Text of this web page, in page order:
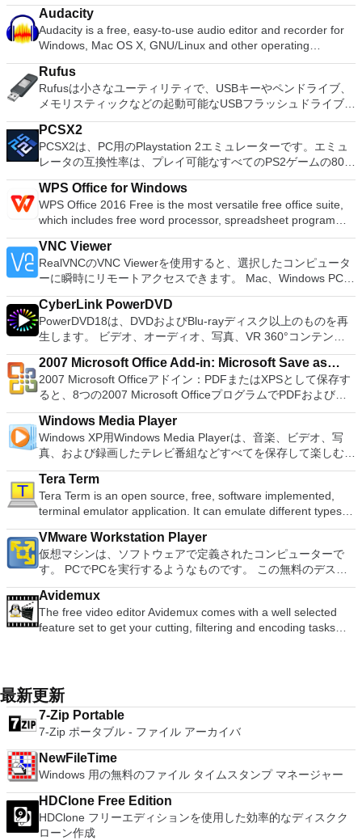
ョンの拡張（特にシステムドライブ用）、ディスク領域の管
理、MBRおよびGUIDパーティションテーブル（GPT）ディス
クのディスク領域不足の問題の解決を可能にします。 パーテ
ィションのサイズ変更/移動システムドライブを拡張するディ
スクとパーティションをコピーパーティションをマージ分割パ
ーティション空き領域を再分配するダイナミックディスクの変
換パーティションを回復する
Audacity
Audacity is a free, easy-to-use audio editor and recorder for
Windows, Mac OS X, GNU/Linux and other operating
systems. You can use Audacity to: Record live audio. Convert
tapes and records into digital recordings or CDs. Edit Ogg
Vorbis, MP3, WAV or AIFF sound files. Cut, copy, splice or mix
sounds together. Change the speed or pitch of a recording.
Add new effects with LADSPA plug-ins. And more!
Rufus
Rufusは小さなユーティリティで、USBキーやペンドライブ、
メモリスティックなどの起動可能なUSBフラッシュドライブを
フォーマットおよび作成できます。 Rufusは、次のシナリオで
役立ちます。 Windows、Linux、およびUEFI用の起動可能な
ISOからUSBインストールメディアを作成する必要がある場
合。 OSがインストールされていないシステムで作業する必要
がある場合。 BIOSまたはその他のファームウェアをDOSから
フラッシュする必要がある場合。 低レベルのユーティリティ
を実行する必要がある場合。 Rufusは次の* ISOで動作しま
す：Arch Linux、Archbang、BartPE / pebuilder、CentOS、
Damn Small Linux、Fedora、FreeDOS、Gentoo、
gNewSense、Hiren&#39;s Boot CD、LiveXP、Knoppix、
Kubuntu、Linux Mint、NT Password Registry Editor、
OpenSUSE、Parted Magic、Slackware、Tails、Trinity
Rescue Kit、Ubuntu、Ultimate Boot CD、Windows XP（SP2
以降）、Windows Server 2003 R2、Windows Vista、
Windows 7、Windows 8。 *このリストは完全ではありませ
ア語、マレーシア語、セシュティナ、ダンスク、ドイツ語、英
語、スペイン語、フランス語、フルバツキー、イタリア語、ラ
トヴィエシュ、リエトゥビウ、マジャール、オランダ、ノルス
ク、ポルスキ、ポルトガル、ポルトガル、スロヴェンスキー、
スロベンツキー、スロヴェンスキーSrpski、Suomi、
Svenska、Türkçe。
PCSX2
PCSX2は、PC用のPlaystation 2エミュレーターです。エミュ
レータの互換性率は、プレイ可能なすべてのPS2ゲームの80％
以上を誇っています。かなり強力なコンピューターを所有して
いる場合、PCSX2は優れたエミュレーターです。また、この
アプリケーションはローエンドコンピューターのサポートも提
供するため、Playstation 2コンソールのすべての所有者は、
PCで動作するゲームを見ることができます。 PCSX2エミュレ
ーターを使用すると、PS2コントローラーを使用して、本物の
プレイステーション体験をシミュレートできます。このアプリ
ケーションでは、ディスクからゲームを直接実行することも、
ハードドライブからISOイメージとして実行することもできま
す。 主な機能は次のとおりです。 Savestates：ボタンを1つ
押すだけで、ゲームの現在の「状態」を保存できます。 無制
限のメモリーカード：好きなだけメモリーカードを保存でき、
8MBから64MBまでの単一の物理カードに制限されなくなりま
した。 高解像度グラフィックス：PCSX2を使用すると、
1080pまたは4K HDでゲームをプレイできます。 全体とし
ゲームを高い精度でエミュレートでき、Windowsとエミュレ
ーターを切り替えることができます。欠点は、高速ゲームに苦
労し、時々フリーズまたはクラッシュすることです。* PCSX2
を使用するには、コンソールから抽出できるPlaystation 2
BIOSが必要です。
WPS Office for Windows
WPS Office 2016 Free is the most versatile free office suite,
which includes free word processor, spreadsheet program
and presentation maker. With these three programs you will
easily be able to deal with any office related tasks. WPS
Office 2016 Free has multiple language support for English,
French, German, Spanish, Portuguese,Russian and Polish
languages. To switch between languages requires only a
single click! Despite being a free suite, WPS Office comes
with many innovative features, such as the paragraph
adjustment tool and multiple tabbed feature. It also has a PDF
converter, spell check and word count feature. WPS Office
2016 Personal Edition supports switching language UI,File
Roaming and Docer online templates. Key features include:
Writer Efficient word processor. Presentation Multimedia
presentations creator. Spreadsheets Powerful tool for data
processing and analysis. 100% compatible with MS Office
document file types (.docx, .pptx, .xlsx, etc.). Thousands of
support (iOS and Android). WPS Cloud Storage included.
Although it is a free suite, WPS Office 2016 Free comes with
many innovative features, including a useful a paragraph
adjustment tool int he Writer program. It has an Office to PDF
converter, automatic spell checking and word count features.
It also has some neat tools such as the Watermark in
document, and converting PowerPoint to Word document
support. Overall, WPS Office 2016 Free is a good alternative
to Microsoft's offering. The Writer program is a versatile word
processor; the Presentation program is an easy to use and
effective slide show maker that helps you to create impressive
VNC Viewer
RealVNCのVNC Viewerを使用すると、選択したコンピュータ
ーに瞬時にリモートアクセスできます。 Mac、Windows PC、
またはLinuxマシン、世界中のどこからでも。 VNC Viewerを
使用すると、コンピューターのデスクトップを表示したり、コ
ンピューターの前に直接座っているかのようにマウスとキーボ
ードを制御したりできます。 VNC Viewerは、インストールと
使用が簡単です。制御したいデバイスでインストーラーを実行
し、指示に従ってください。オプションで、Windowsでのリ
モート展開に使用可能なMSIがあります。デスクトッププラッ
トフォームにVNC Viewerをインストールする権限がない場合
は、スタンドアロンオプションを選択する必要があります。
主な機能は次のとおりです。 クラウドサービスを介してVNC
Connectを実行しているコンピューターに接続します。 Apple
Screen Sharing（ARD）などのサードパーティ製のVNC互換
ソフトウェアを実行しているコンピューターに直接接続しま
す。 各デバイスでVNC Viewerにサインインして、すべてのデ
バイス間の接続をバックアップおよび同期します。 仮想キー
の高度なキーが含まれています。 Bluetoothキーボードのサポ
ート。 VNC Connectサブスクリプションには、無料、有料、
試用の3つのバージョンがあります。 制御する必要のあるマシ
ンごとに、RealVNCのWebサイトにアクセスして、各コンピ
ューターにVNC Connectをダウンロードするだけです。次
に、RealVNCアカウントの資格情報を使用して、ローカルマ
シンでVNC Viewerにサインインします。そこから、コンピュ
ューターへのログインに使用するのと同じユーザー名とパスワ
ードを入力するだけです。 WIN 7,8,8.1,10をサポートしま
す。 VNC ViewerのMacバージョンをお探しですか？ここから
ダウンロード
CyberLink PowerDVD
PowerDVD18は、DVDおよびBlu-rayディスク以上のものを再
生します。 ビデオ、オーディオ、写真、VR 360°コンテン
ツ、さらにはYouTubeやVimeoにとっても、PowerDVD18は重
要なエンターテイメントの仲間です。 Ultra HD HDR TVとサ
ラウンドサウンドシステムの可能性を解き放ち、360°ビデオ
の増え続けるコレクションへのアクセスで仮想世界に没頭する
か、PCまたはラップトップでの比類のない再生サポートと独
自の強化により、どこにいても簡単にリラックスできます。
新機能は次のとおりです。 4K DHR向けに最適化 Ultra HD
Blu-ray、4K、HEVC / H.265およびHDR10コンテンツをサポー
ト全画面モードで21：9モニターで2.35：1の映画を見る常時
オンのミニビューでYouTubeライブを見る YouTubeおよび
Vimeoで4K HDRおよび360ビデオを再生 VRエクスペリエンス
の向上：Microsoft Mixed Realityヘッドセット、HTC、VIVE、
およびOculus Riftをサポート Fire TVとキャストのサポート
注：これは商用トライアルです。
2007 Microsoft Office Add-in: Microsoft Save as
PDF or XPS
2007 Microsoft Officeアドイン：PDFまたはXPSとして保存す
ると、8つの2007 Microsoft OfficeプログラムでPDFおよび
XPS形式にエクスポートして保存できます。このツールを使用
すると、これらのプログラムのサブセットでPDF形式および
XPS形式の電子メール添付ファイルとして送信することもでき
ます（特定の機能はプログラムによって異なります）。 この
ダウンロードは、次のOfficeプログラムで動作します。
Microsoft Office Access 2007。 Microsoft Office Excel 2007。
Microsoft Office InfoPath 2007。 Microsoft Office OneNote
2007。 Microsoft Office PowerPoint 2007。 Microsoft Office
Publisher 2007。 Microsoft Office Visio 2007。 Microsoft
Office Word 2007。 2007 Microsoft Officeプログラムのこの
Microsoft Save as PDFまたはXPSアドインは、2007 Microsoft
Office systemソフトウェアの補足条項であり、2007 Microsoft
Office systemソフトウェアのライセンス条項の対象となりま
す。 システム要件：サポートされているオペレーティングシ
ステム。 Windows Server 2003、Windows Vista、Windows
Windows Media Player
Windows XP用Windows Media Playerは、音楽、ビデオ、写
真、および録画したテレビ番組などすべてを保存して楽しむ最
適な機能を搭載しています。 再生、表示、外出先で楽しむた
めのポータブル デバイスとの同期、さらには家中のデバイス
との共有も、すべて1か所で行えます。 シンプルなデザイン -
まったく新しい外観でデジタル エンターテイメントを楽しめ
ます。 大好きな音楽をより多く - デジタル音楽体験がさらに
楽しくなります。 エンターテイメントをすべて1つの場所に -
音楽、ビデオ、写真、録画したテレビ番組をすべて保存して楽
しめます。 どこでも楽しめる - どこにいても音楽、ビデオ、
写真にアクセスできます。
Tera Term
Tera Term is an open source, free, software implemented,
terminal emulator application. It can emulate different types of
computer terminals, from DEC VT100 to DEC VT382, and it
supports telnet, SSH 1 & 2 and serial port connections. It also
has a built-in macro scripting language and some other useful
plugins. Key features include: Automatically creates logs with
unique log names. Supports SSH, standard telnet and serial
ports. Supports dec/digital/vt terminal standards. Tera Term is
a useful application, which allows the connection to any
remote Telnet or SSH hosts. It sports a clean and crisp layout
which is easy to master and supports remote Telnet or SSH
host connections then Tera Term is a good choice.
VMware Workstation Player
仮想マシンは、ソフトウェアで定義されたコンピューターで
す。 PCでPCを実行するようなものです。 この無料のデスク
トップ仮想化ソフトウェアアプリケーションにより、VMware
Workstation、VMware Fusion、VMware Server、または
VMware ESXで作成された仮想マシンを簡単に操作できます。
主な機能は次のとおりです。 1台のPCで複数のオペレーティ
32ビットと64ビットの両方の仮想マシンを実行します。 2-
way Virtual SMPを活用します。 サードパーティの仮想マシン
とイメージを使用します。 ホストコンピューターと仮想マシ
ン間でデータを共有します。 幅広いホストおよびゲストオペ
レーティングシステムのサポート。 USB 2.0デバイスのサポー
ト。 起動時にアプライアンス情報を取得します。 直感的なホ
ームページインターフェイスを介して仮想マシンに簡単にアク
セスできます。 VMware Playerは、Microsoft Virtual Server仮
想マシンまたはMicrosoft Virtual PC仮想マシンもサポートして
います。
Avidemux
The free video editor Avidemux comes with a well selected
feature set to get your cutting, filtering and encoding tasks
projects and putting them into the job queue. Features: Non-
linear video editing Apply filters and effects Transcode into
various formats Insert or extract audio streams Subtitle
processor Project system Powerful scripting capabilities
Graphical or command line interfaces Video encoders:
MPEG-4 AVC, XviD, MPEG-4 ASP, MPEG-2 Video, MPEG-1
Video, DV, ... Audio encoders: AC-3, AAC, MP3, MP2, Vorbis,
PCM, ... Container: AVI, MPEG-PS/TS, MP4, MKV, FLV, OGM,
...
最新更新
7-Zip Portable
7-Zip ポータブル - ファイル アーカイバ
NewFileTime
Windows 用の無料のファイル タイムスタンプ マネージャー
HDClone Free Edition
HDClone フリーエディションを使用した効率的なディスクク
ローン作成